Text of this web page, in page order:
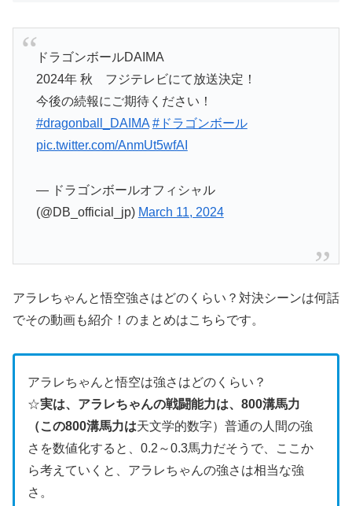
ドラゴンボールDAIMA
2024年 秋 フジテレビにて放送決定！
今後の続報にご期待ください！
#dragonball_DAIMA #ドラゴンボール
pic.twitter.com/AnmUt5wfAI
— ドラゴンボールオフィシャル
(@DB_official_jp) March 11, 2024
アラレちゃんと悟空強さはどのくらい？対決シーンは何話
でその動画も紹介！のまとめはこちらです。
アラレちゃんと悟空は強さはどのくらい？
☆実は、アラレちゃんの戦闘能力は、800溝馬力
（この800溝馬力は天文学的数字） 普通の人間の強
さを数値化すると、0.2～0.3馬力だそうで、ここか
ら考えていくと、アラレちゃんの強さは相当な強
さ。